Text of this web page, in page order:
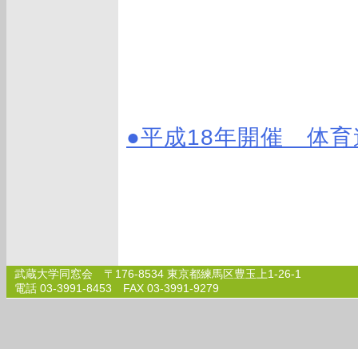
●平成18年開催 体育
武蔵大学同窓会 〒176-8534 東京都練馬区豊玉上1-26-1
電話 03-3991-8453 FAX 03-3991-9279